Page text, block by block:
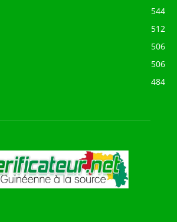
544
512
506
506
484